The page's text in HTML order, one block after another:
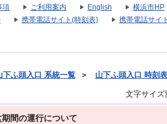
項 ご利用案内 English 横浜市HP
携帯電話サイト(時刻表) 携帯電話サイ
下ふ頭入口 系統一覧 ＞ 山下ふ頭入口 時刻
文字サイズ
間の運行について